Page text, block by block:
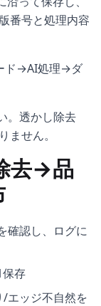
番号と処理内容
ド→AI処理→ダ
。透かし除去
ません。
去→品
確認し、ログに
存
エッジ不自然を